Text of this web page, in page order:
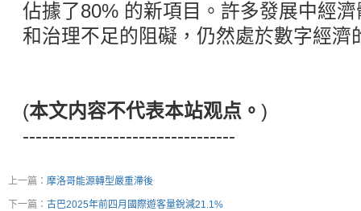
佔據了80% 的新項目。許多發展中經
和治理不足的阻礙，仍然處於數字經濟
(本文内容不代表本站观点。 )
---------------------------------
上一篇： 摩洛哥能源轉型嚴重滯後
下一篇： 古巴2025年前四月國際遊客量銳減21.1%